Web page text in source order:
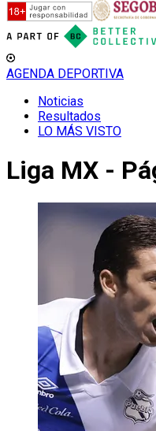
AGENDA DEPORTIVA
Noticias
Resultados
LO MÁS VISTO
Liga MX -